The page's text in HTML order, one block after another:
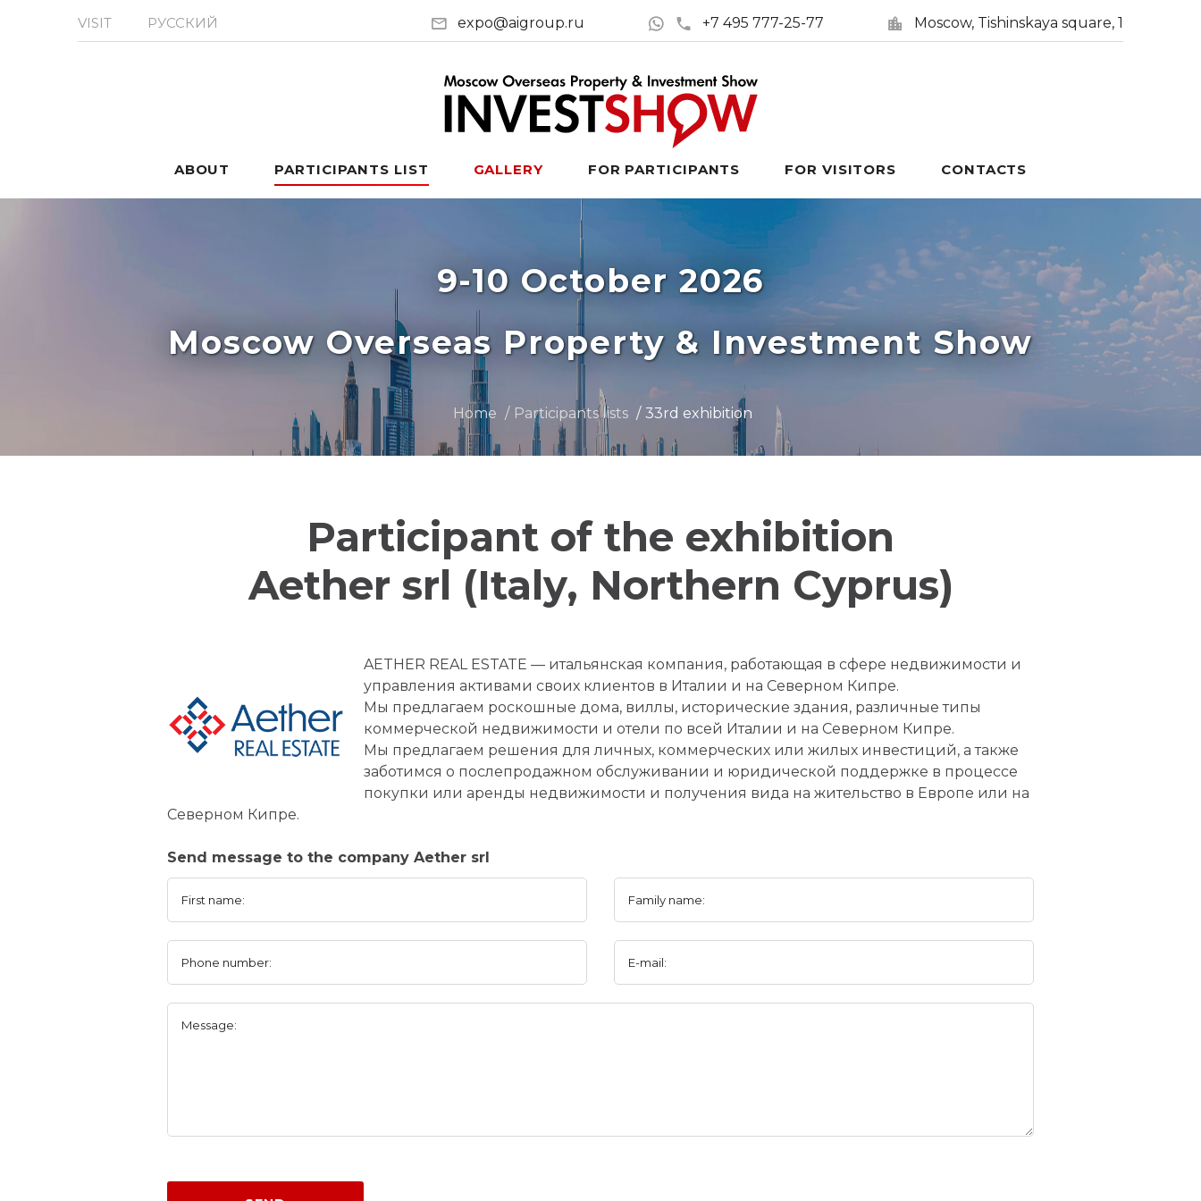
VISIT РУССКИЙ expo@aigroup.ru +7 495 777-25-77 Moscow, Tishinskaya square, 1
ABOUT PARTICIPANTS LIST GALLERY FOR PARTICIPANTS FOR VISITORS CONTACTS
9-10 October 2026
Moscow Overseas Property & Investment Show
Home Participants lists 33rd exhibition
Participant of the exhibition
Aether srl (Italy, Northern Cyprus)
AETHER REAL ESTATE — итальянская компания, работающая в сфере недвижимости и
управления активами своих клиентов в Италии и на Северном Кипре.
Мы предлагаем роскошные дома, виллы, исторические здания, различные типы
коммерческой недвижимости и отели по всей Италии и на Северном Кипре.
Мы предлагаем решения для личных, коммерческих или жилых инвестиций, а также
заботимся о послепродажном обслуживании и юридической поддержке в процессе
покупки или аренды недвижимости и получения вида на жительство в Европе или на
Северном Кипре.
Send message to the company Aether srl
First name: Family name:
Phone number: E-mail:
Message: